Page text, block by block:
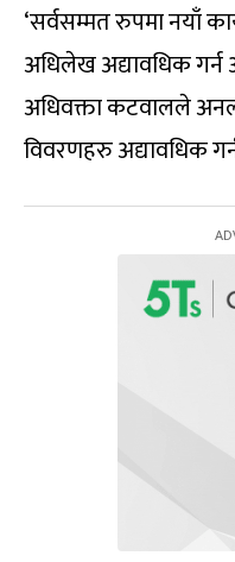
‘सर्वसम्मत रुपमा नयाँ
अधिलेख अद्यावधिक गर्न
अधिवक्ता कटवालले
विवरणहरु अद्यावधिक